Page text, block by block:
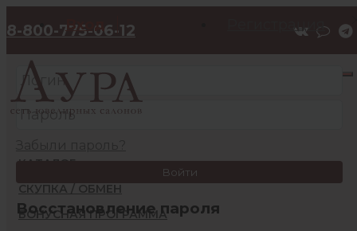
8-800-775-06-12
КАТАЛОГ
СКУПКА / ОБМЕН
БОНУСНАЯ ПРОГРАММА
Вход Регистрация
Войти
Восстановление пароля